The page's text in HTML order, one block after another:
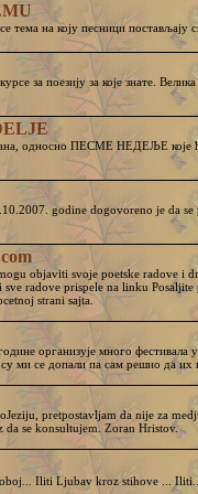
тема на коју песници
за поезију за које знате.
односно ПЕСМЕ НЕДЕЉЕ које
godine dogovoreno je da
objaviti svoje poetske radove i
radove prispele na linku
strani sajta.
организује много фестивала
су ми се допали па сам решио да
pretpostavljam da nije za
da se konsultujem. Zoran Hristov.
Iliti Ljubav kroz stihove ...